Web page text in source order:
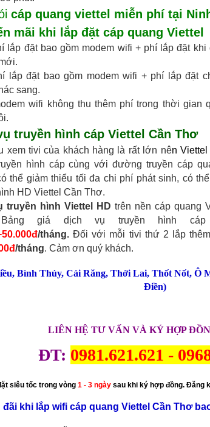
cáp quang viettel miễn phí tại
mãi khi lắp đặt cáp quang Viettel
lắp đặt bao gồm modem wifi + phí lắp đặt
lắp đặt bao gồm modem wifi + phí lắp đặt
sang.
wifi không thu thêm phí trong thời gian
truyền hình cáp Viettel Cần Thơ
xem tivi của khách hàng là rất lớn nên
hình cáp cùng với đường truyền cáp
thể giảm thiểu tối đa chi phí phát sinh, có
HD Viettel Cần Thơ.
truyền hình Viettel HD trên nền cáp quang
giá dịch vụ truyền hình cáp
/tháng.Đối với mỗi tivi thứ 2 lắp
/tháng. Cảm ơn quý khách.
, Bình Thủy, Cái Răng, Thới Lai, Thốt Nốt, Ô
Điền)
LIÊN HỆ TƯ VẤN VÀ KÝ HỢP
ĐT: 0981.621.621 -
siêu tốc trong vòng 1 - 3 ngày sau khi ký hợp đồng. Đăng
khi lắp wifi cáp quang Viettel Cần Thơ